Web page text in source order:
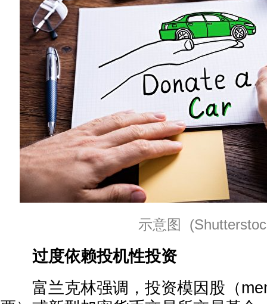
示意图
过度依赖投机性投资
富兰克林强调，投资模因股（